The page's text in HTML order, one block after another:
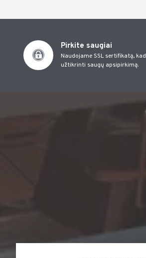
Pirkite saugiai
Naudojame SSL sertifikatą, kad
užtikrinti saugų apsipirkimą.